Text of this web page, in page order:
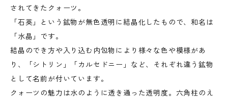
されてきたクォーツ。
「石英」という鉱物が無色透明に結晶化したもので、和名は
「水晶」です。
結晶のでき方や入り込む内包物により様々な色や模様があ
り、「シトリン」「カルセドニー」など、それぞれ違う鉱物
として名前が付いています。
クォーツの魅力は水のように透き通った透明度。六角柱のえ